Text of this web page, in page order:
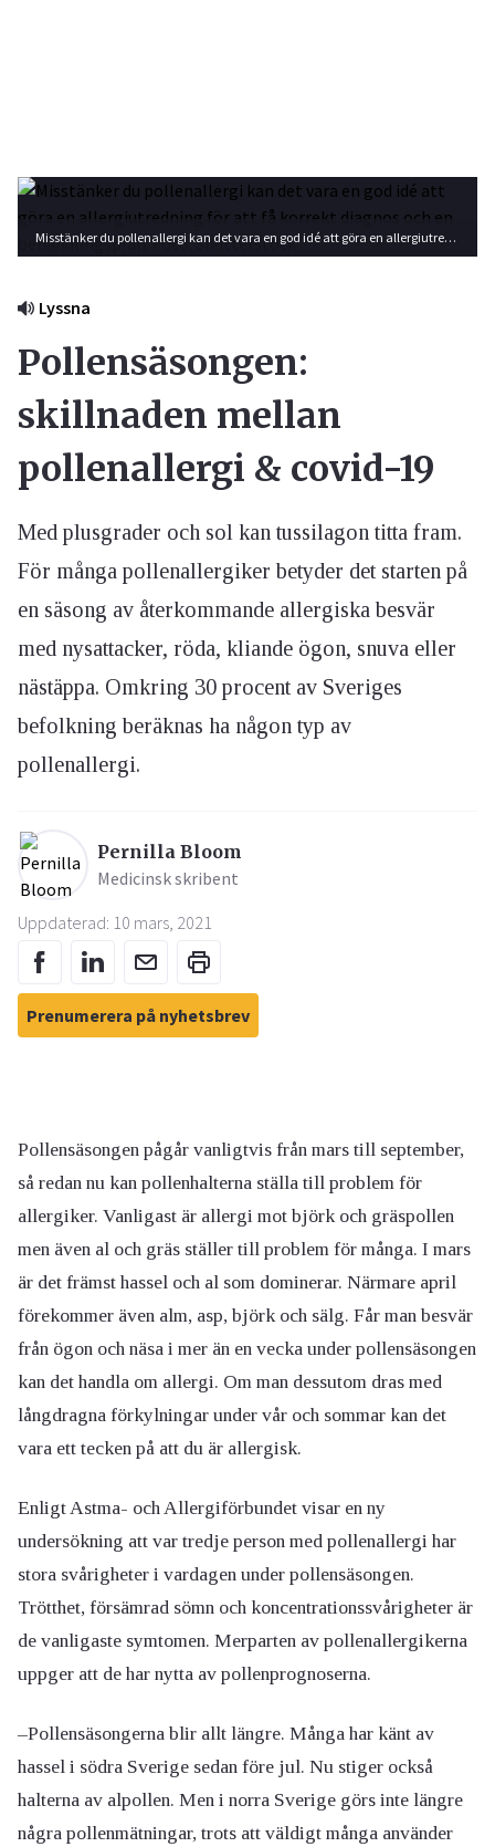
Misstänker du pollenallergi kan det vara en god idé att göra en allergiutredning för att få korrekt diagnos och en behandlingsplan. Foto: Shutterstock
Lyssna
Pollensäsongen:
skillnaden mellan
pollenallergi & covid-19
Med plusgrader och sol kan tussilagon titta fram.
För många pollenallergiker betyder det starten på
en säsong av återkommande allergiska besvär
med nysattacker, röda, kliande ögon, snuva eller
nästäppa. Omkring 30 procent av Sveriges
befolkning beräknas ha någon typ av
pollenallergi.
Pernilla Bloom
Medicinsk skribent
Uppdaterad: 10 mars, 2021
Prenumerera på nyhetsbrev
Pollensäsongen pågår vanligtvis från mars till september,
så redan nu kan pollenhalterna ställa till problem för
allergiker. Vanligast är allergi mot björk och gräspollen
men även al och gräs ställer till problem för många. I mars
är det främst hassel och al som dominerar. Närmare april
förekommer även alm, asp, björk och sälg. Får man besvär
från ögon och näsa i mer än en vecka under pollensäsongen
kan det handla om allergi. Om man dessutom dras med
långdragna förkylningar under vår och sommar kan det
vara ett tecken på att du är allergisk.
Enligt Astma- och Allergiförbundet visar en ny
undersökning att var tredje person med pollenallergi har
stora svårigheter i vardagen under pollensäsongen.
Trötthet, försämrad sömn och koncentrationssvårigheter är
de vanligaste symtomen. Merparten av pollenallergikerna
uppger att de har nytta av pollenprognoserna.
–Pollensäsongerna blir allt längre. Många har känt av
hassel i södra Sverige sedan före jul. Nu stiger också
halterna av alpollen. Men i norra Sverige görs inte längre
några pollenmätningar, trots att väldigt många använder